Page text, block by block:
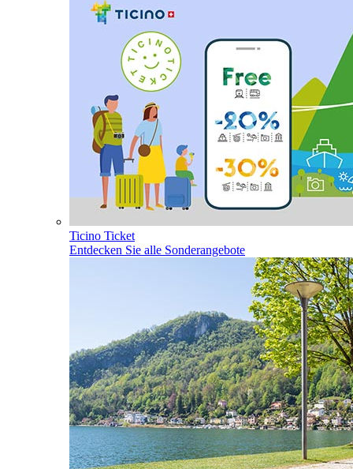
Ticino Ticket
Entdecken Sie alle Sonderangebote